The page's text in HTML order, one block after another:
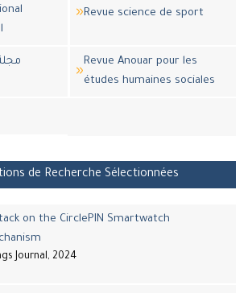
Revue science de sport
Revue Anouar pour les
études humaines sociales
de Recherche Sélectionnées
on the CirclePIN Smartwatch
Journal, 2024